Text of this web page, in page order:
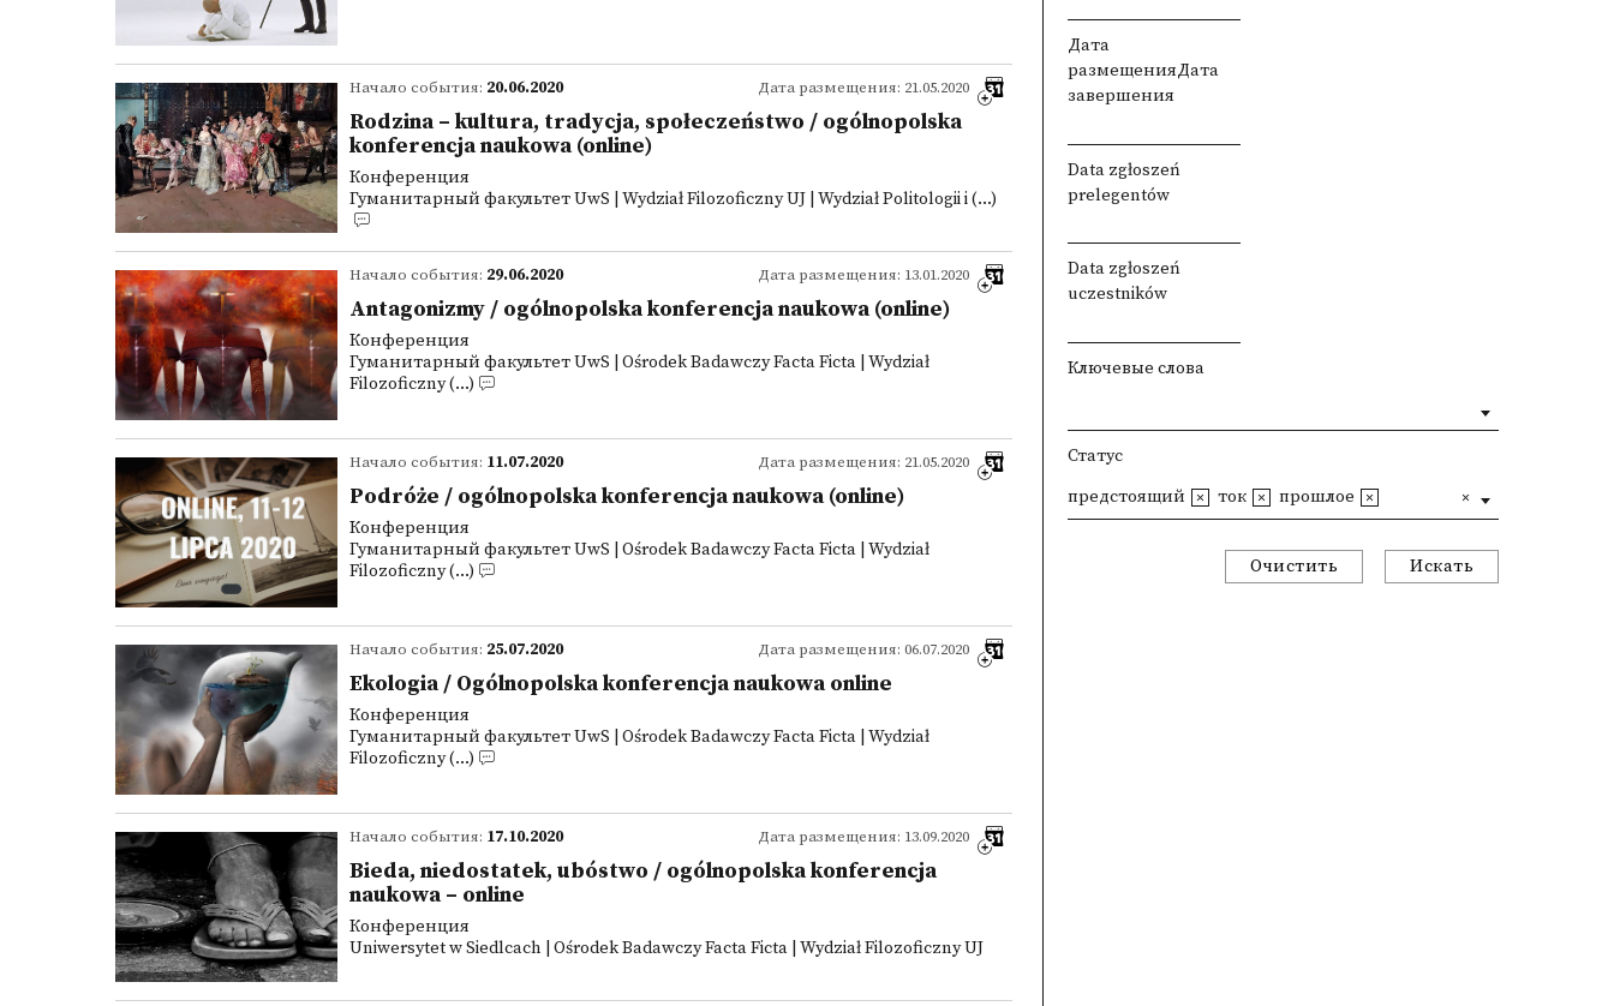
Дата размещения: 21.05.2020
Начало события: 20.06.2020
Rodzina – kultura, tradycja, społeczeństwo / ogólnopolska
konferencja naukowa (online)
Конференция
Гуманитарный факультет UwS | Wydział Filozoficzny UJ | Wydział Politologii i (...)
Дата размещения: 13.01.2020
Начало события: 29.06.2020
Antagonizmy / ogólnopolska konferencja naukowa (online)
Конференция
Гуманитарный факультет UwS | Ośrodek Badawczy Facta Ficta | Wydział
Filozoficzny (...)
Дата размещения: 21.05.2020
Начало события: 11.07.2020
Podróże / ogólnopolska konferencja naukowa (online)
Конференция
Гуманитарный факультет UwS | Ośrodek Badawczy Facta Ficta | Wydział
Filozoficzny (...)
Дата размещения: 06.07.2020
Начало события: 25.07.2020
Ekologia / Ogólnopolska konferencja naukowa online
Конференция
Гуманитарный факультет UwS | Ośrodek Badawczy Facta Ficta | Wydział
Filozoficzny (...)
Дата размещения: 13.09.2020
Начало события: 17.10.2020
Bieda, niedostatek, ubóstwo / ogólnopolska konferencja
naukowa – online
Конференция
Uniwersytet w Siedlcach | Ośrodek Badawczy Facta Ficta | Wydział Filozoficzny UJ
Дата
размещенияДата
завершения
Data zgłoszeń
prelegentów
Data zgłoszeń
uczestników
Ключевые слова
Статус
×
× предстоящий
× ток
× прошлое
Очистить Искать